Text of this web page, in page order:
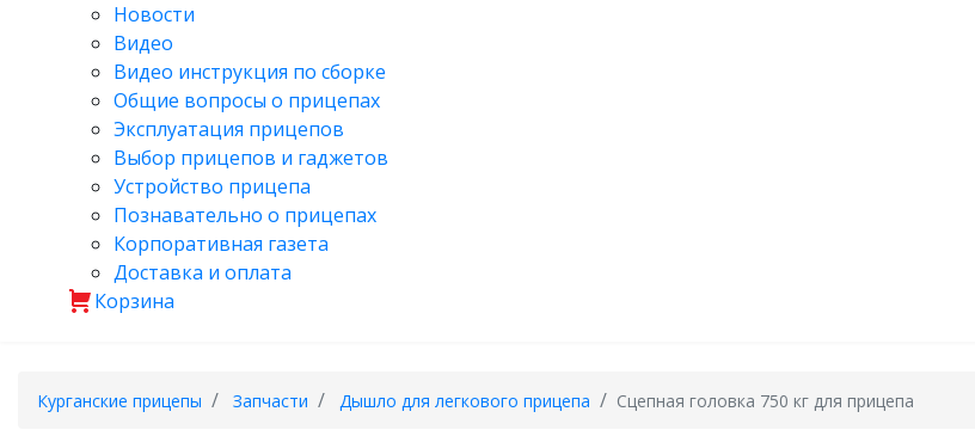
Новости
Видео
Видео инструкция по сборке
Общие вопросы о прицепах
Эксплуатация прицепов
Выбор прицепов и гаджетов
Устройство прицепа
Познавательно о прицепах
Корпоративная газета
Доставка и оплата
Корзина
Курганские прицепы Запчасти Дышло для легкового прицепа Сцепная головка 750 кг для прицепа